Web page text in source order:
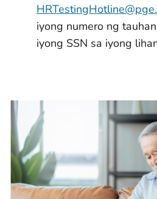
iyong numero ng
iyong SSN sa iyong